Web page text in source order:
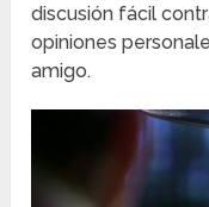
discusión fácil
opiniones
amigo.